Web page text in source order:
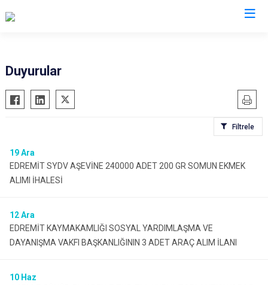
Bahçesaray
Başkale
Çatak
Edremit
Erciş
İpekyolu
Duyurular
Filtrele
19Ara
EDREMİT SYDV AŞEVİNE 240000 ADET 200 GR SOMUN EKMEK
ALIMI İHALESİ
12Ara
EDREMİT KAYMAKAMLIĞI SOSYAL YARDIMLAŞMA VE
DAYANIŞMA VAKFI BAŞKANLIĞININ 3 ADET ARAÇ ALIM İLANI
10 Haz